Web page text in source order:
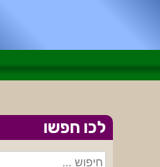
לכו חפשו
חיפוש: